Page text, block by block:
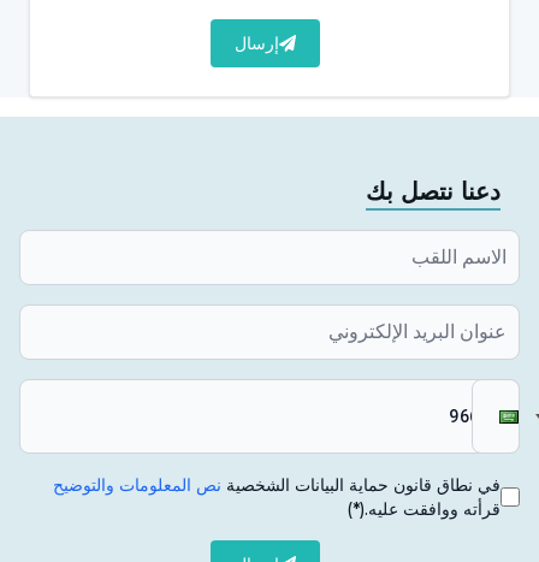
إرسال
دعنا نتصل بك
في نطاق قانون حماية البيانات الشخصية نص المعلومات والتوضيح
قرأته ووافقت عليه.(*)